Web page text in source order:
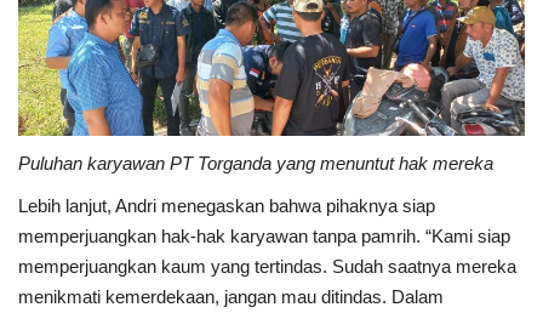
Puluhan karyawan PT Torganda yang menuntut hak mereka
Lebih lanjut, Andri menegaskan bahwa pihaknya siap
memperjuangkan hak-hak karyawan tanpa pamrih. “Kami siap
memperjuangkan kaum yang tertindas. Sudah saatnya mereka
menikmati kemerdekaan, jangan mau ditindas. Dalam